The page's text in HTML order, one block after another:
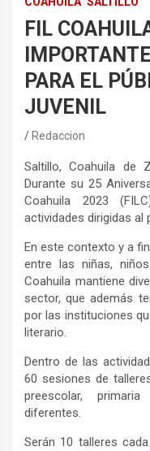
FIL
PARA EL
JUVENIL
Redaccion
Saltillo, Coahuila de
Durante su 25
Coahuila 2023
actividades dirigidas al
En este contexto y a
entre las niñas,
Coahuila mantiene
sector, que además
por las instituciones
literario.
Dentro de las
60 sesiones de
preescolar,
diferentes.
Serán 10 talleres